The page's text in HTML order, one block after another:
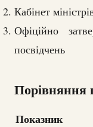
Кабінет
Офіційно
посвідчень
Порівняння
Показник